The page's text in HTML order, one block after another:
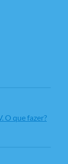
O que fazer?